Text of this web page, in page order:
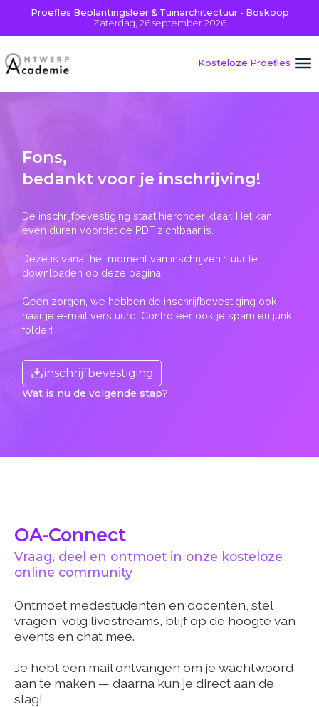
Proefles Beplantingsleer & Tuinarchitectuur - Boskoop
Zaterdag, 26 september 2026
Kosteloze Proefles
Fons,
bedankt voor je inschrijving!
De inschrijfbevestiging staat hieronder klaar. Het kan
even duren voordat de PDF zichtbaar is.
Deze is vanaf het moment van inschrijven 1 uur te
downloaden op deze pagina.
Geen zorgen, we hebben de inschrijfbevestiging ook
naar je e-mail verstuurd. Controleer ook je spam en junk
folder!
inschrijfbevestiging
Wat is nu de volgende stap?
OA-Connect
Vraag, deel en ontmoet in onze kosteloze
online community
Ontmoet medestudenten en docenten, stel
vragen, volg livestreams, blijf op de hoogte van
events en chat mee.
Je hebt een mail ontvangen om je wachtwoord
aan te maken — daarna kun je direct aan de
slag!